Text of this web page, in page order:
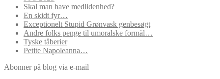
Skal man have medlidenhed?
En skidt fyr…
Exceptionelt Stupid Grønvask genbesøgt
Andre folks penge til umoralske formål…
Tyske tåberier
Petite Napoleanna…
Abonner på blog via e-mail